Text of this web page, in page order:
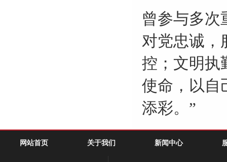
曾参与多次
对党忠诚，
控；文明执
使命，以自
添彩。”
网站首页 关于我们 新闻中心